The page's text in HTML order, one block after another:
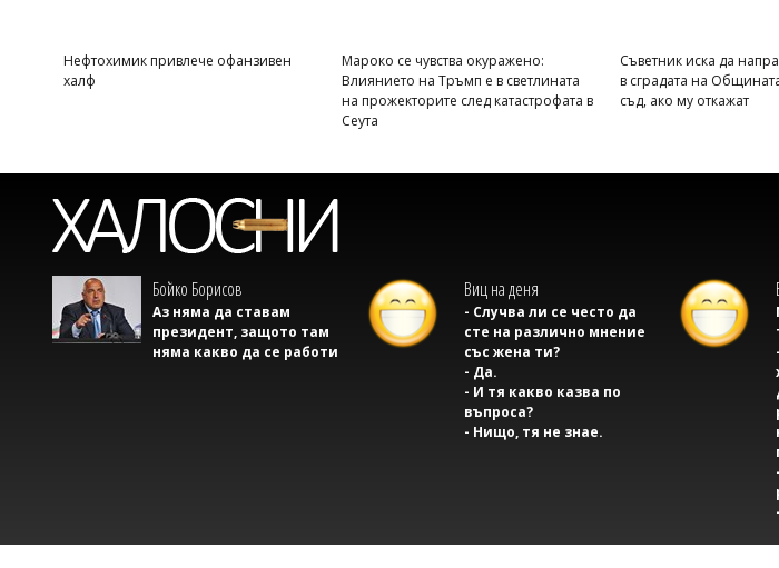
Нефтохимик привлече офанзивен
халф
Мароко се чувства окуражено:
Влиянието на Тръмп е в светлината
на прожекторите след катастрофата в
Сеута
Съветник иска да
в сградата на
съд, ако му откажат
Бойко Борисов
Аз няма да ставам
президент, защото там
няма какво да се работи
Виц на деня
- Случва ли се често да
сте на различно мнение
със жена ти?
- Да.
- И тя какво казва по
въпроса?
- Нищо, тя не знае.